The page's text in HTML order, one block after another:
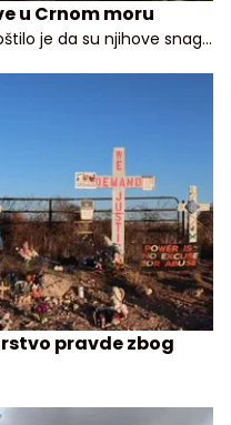
u Crnom moru
je da su njihove snage
i logističke objekte u više
pravde zbog